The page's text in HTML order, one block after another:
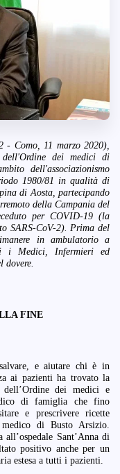
- Como, 11 marzo 2020),
dell'Ordine dei medici di
dell'associazionismo
1980/81 in qualità di
di Aosta, partecipando
della Campania del
per COVID-19 (la
SARS-CoV-2). Prima del
in ambulatorio a
i Medici, Infermieri ed
dovere.
FINE
e aiutare chi è in
ai pazienti ha trovato la
dei medici e
di famiglia che fino
e prescrivere ricette
di Busto Arsizio.
Sant’Anna di
positivo anche per un
estesa a tutti i pazienti.